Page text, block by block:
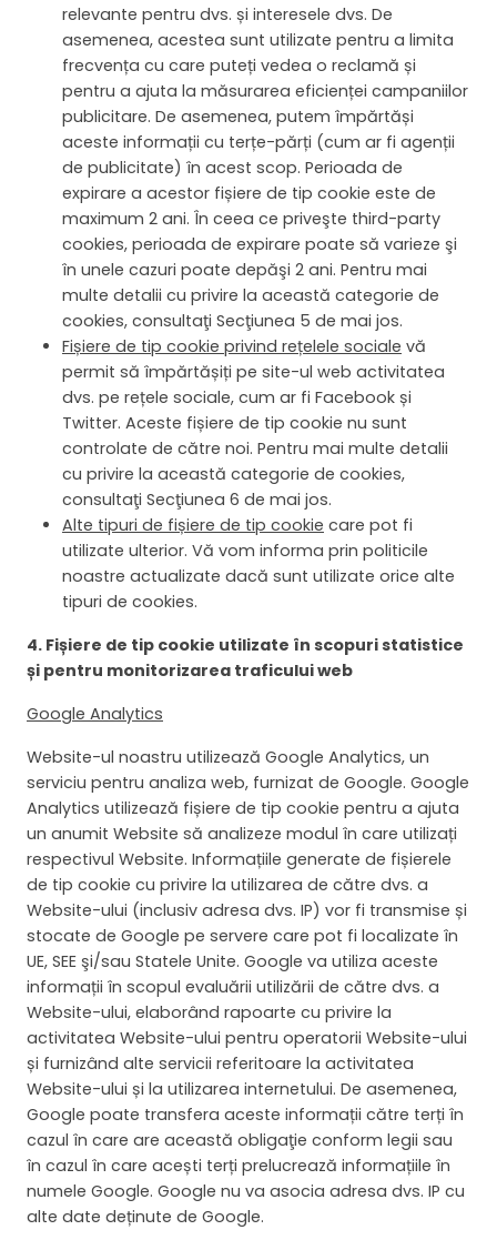
relevante pentru dvs. și interesele dvs. De
asemenea, acestea sunt utilizate pentru a limita
frecvența cu care puteți vedea o reclamă și
pentru a ajuta la măsurarea eficienței campaniilor
publicitare. De asemenea, putem împărtăși
aceste informații cu terțe-părți (cum ar fi agenții
de publicitate) în acest scop. Perioada de
expirare a acestor fișiere de tip cookie este de
maximum 2 ani. În ceea ce priveşte third-party
cookies, perioada de expirare poate să varieze şi
în unele cazuri poate depăşi 2 ani. Pentru mai
multe detalii cu privire la această categorie de
cookies, consultaţi Secţiunea 5 de mai jos.
Fișiere de tip cookie privind rețelele sociale vă
permit să împărtășiți pe site-ul web activitatea
dvs. pe rețele sociale, cum ar fi Facebook și
Twitter. Aceste fișiere de tip cookie nu sunt
controlate de către noi. Pentru mai multe detalii
cu privire la această categorie de cookies,
consultaţi Secţiunea 6 de mai jos.
Alte tipuri de fișiere de tip cookie care pot fi
utilizate ulterior. Vă vom informa prin politicile
noastre actualizate dacă sunt utilizate orice alte
tipuri de cookies.
4. Fișiere de tip cookie utilizate în scopuri statistice
și pentru monitorizarea traficului web
Google Analytics
Website-ul noastru utilizează Google Analytics, un
serviciu pentru analiza web, furnizat de Google. Google
Analytics utilizează fișiere de tip cookie pentru a ajuta
un anumit Website să analizeze modul în care utilizați
respectivul Website. Informațiile generate de fișierele
de tip cookie cu privire la utilizarea de către dvs. a
Website-ului (inclusiv adresa dvs. IP) vor fi transmise și
stocate de Google pe servere care pot fi localizate în
UE, SEE şi/sau Statele Unite. Google va utiliza aceste
informații în scopul evaluării utilizării de către dvs. a
Website-ului, elaborând rapoarte cu privire la
activitatea Website-ului pentru operatorii Website-ului
și furnizând alte servicii referitoare la activitatea
Website-ului și la utilizarea internetului. De asemenea,
Google poate transfera aceste informații către terți în
cazul în care are această obligaţie conform legii sau
în cazul în care acești terți prelucrează informațiile în
numele Google. Google nu va asocia adresa dvs. IP cu
alte date deținute de Google.